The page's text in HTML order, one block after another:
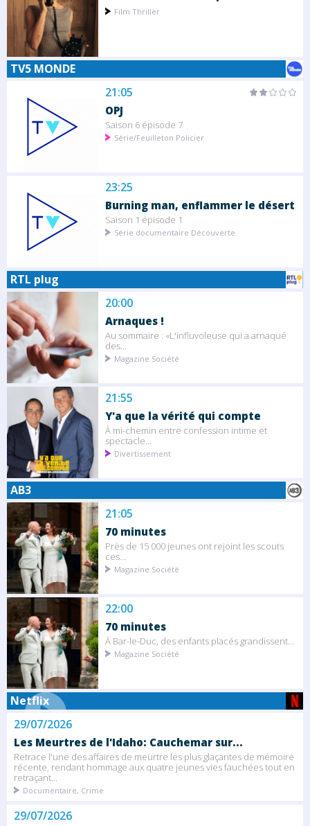
Film Thriller
TV5 MONDE
21:05
OPJ
Saison 6 épisode 7
Série/Feuilleton Policier
23:25
Burning man, enflammer le désert
Saison 1 épisode 1
Série documentaire Découverte
RTL plug
20:00
Arnaques !
Au sommaire : «L'influvoleuse qui a arnaqué
des...
Magazine Société
21:55
Y'a que la vérité qui compte
À mi-chemin entre confession intime et
spectacle...
Divertissement
AB3
21:05
70 minutes
Près de 15 000 jeunes ont rejoint les scouts
ces...
Magazine Société
22:00
70 minutes
À Bar-le-Duc, des enfants placés grandissent...
Magazine Société
Netflix
29/07/2026
Les Meurtres de l'Idaho: Cauchemar sur...
Retrace l'une des affaires de meurtre les plus glaçantes de mémoire
récente, rendant hommage aux quatre jeunes vies fauchées tout en
retraçant...
Documentaire, Crime
29/07/2026